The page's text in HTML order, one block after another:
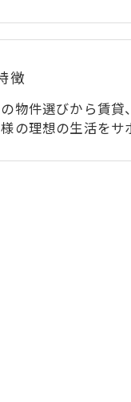
徴
物件選びから賃貸
様の理想の生活を